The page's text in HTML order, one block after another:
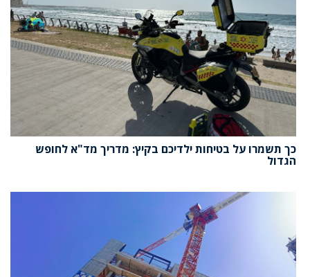
כך תשמרו על בטיחות ילדיכם בקיץ: מדריך מד"א לחופש
הגדול